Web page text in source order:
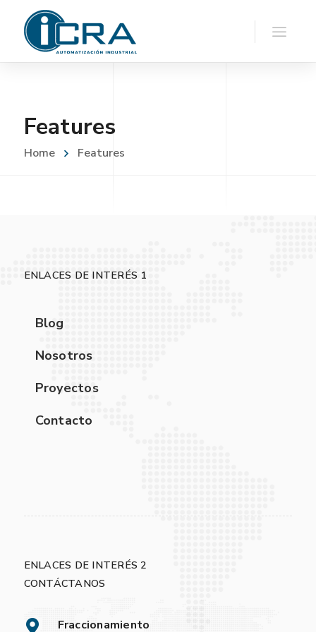
Features
Home Features
ENLACES DE INTERÉS 1
Blog
Nosotros
Proyectos
Contacto
ENLACES DE INTERÉS 2
CONTÁCTANOS
Fraccionamiento